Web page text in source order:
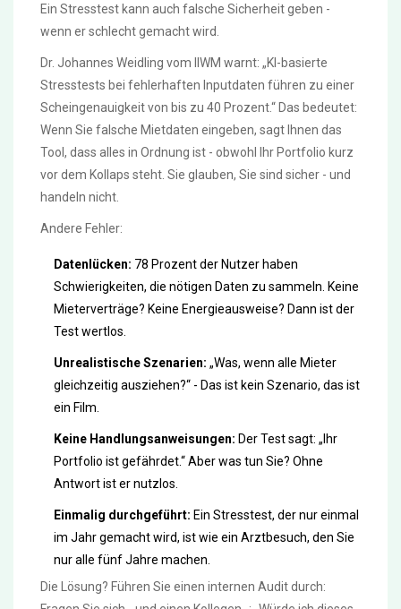
Ein Stresstest kann auch falsche Sicherheit geben -
wenn er schlecht gemacht wird.
Dr. Johannes Weidling vom IIWM warnt: „KI-basierte
Stresstests bei fehlerhaften Inputdaten führen zu einer
Scheingenauigkeit von bis zu 40 Prozent.“ Das bedeutet:
Wenn Sie falsche Mietdaten eingeben, sagt Ihnen das
Tool, dass alles in Ordnung ist - obwohl Ihr Portfolio kurz
vor dem Kollaps steht. Sie glauben, Sie sind sicher - und
handeln nicht.
Andere Fehler:
Datenlücken: 78 Prozent der Nutzer haben
Schwierigkeiten, die nötigen Daten zu sammeln. Keine
Mieterverträge? Keine Energieausweise? Dann ist der
Test wertlos.
Unrealistische Szenarien: „Was, wenn alle Mieter
gleichzeitig ausziehen?“ - Das ist kein Szenario, das ist
ein Film.
Keine Handlungsanweisungen: Der Test sagt: „Ihr
Portfolio ist gefährdet.“ Aber was tun Sie? Ohne
Antwort ist er nutzlos.
Einmalig durchgeführt: Ein Stresstest, der nur einmal
im Jahr gemacht wird, ist wie ein Arztbesuch, den Sie
nur alle fünf Jahre machen.
Die Lösung? Führen Sie einen internen Audit durch: